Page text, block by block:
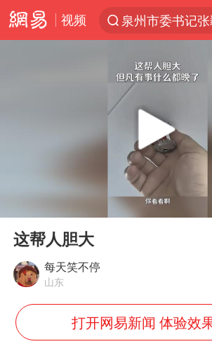
视频
泉州市委书记
台风白海豚加强
四川宜宾高县
出口禁令驱动有
美股存储板块集
国乒男单横滨
Play
这帮人胆大
每天笑不停
山东
打开网易新闻 体验效